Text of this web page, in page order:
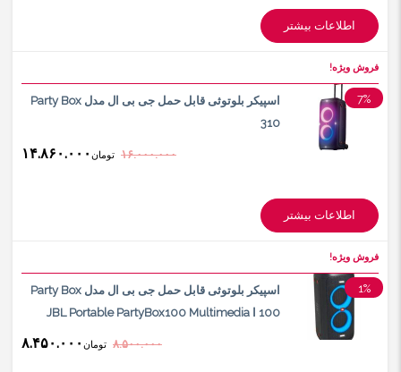
اطلاعات بیشتر
فروش ویژه!
اسپیکر بلوتوثی قابل حمل جی بی ال مدل Party Box
310
7%
۱۶.۰۰۰.۰۰۰ تومان ۱۴.۸۶۰.۰۰۰
اطلاعات بیشتر
فروش ویژه!
اسپیکر بلوتوثی قابل حمل جی بی ال مدل Party Box
100 ا JBL Portable PartyBox100 Multimedia
1%
۸.۵۰۰.۰۰۰ تومان ۸.۴۵۰.۰۰۰